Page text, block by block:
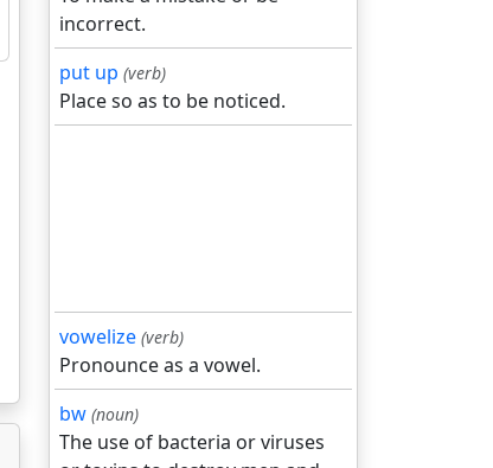
incorrect.
put up (verb)
Place so as to be noticed.
vowelize (verb)
Pronounce as a vowel.
bw (noun)
The use of bacteria or viruses